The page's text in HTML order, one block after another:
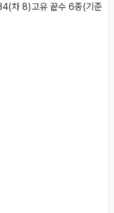
차 8)고유 끝수 6종(기준